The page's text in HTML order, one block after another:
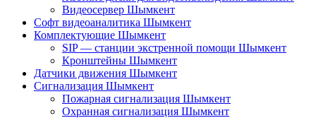
Видеосервер Шымкент
Софт видеоаналитика Шымкент
Комплектующие Шымкент
SIP — станции экстренной помощи Шымкент
Кронштейны Шымкент
Датчики движения Шымкент
Сигнализация Шымкент
Пожарная сигнализация Шымкент
Охранная сигнализация Шымкент